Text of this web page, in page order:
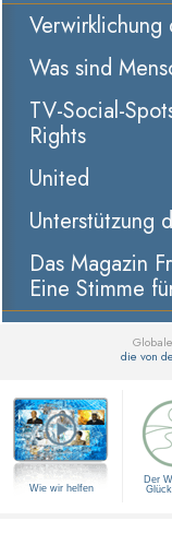
Verwirklichung
Was sind
TV-Social-
Rights
United
Unterstützung
Das Magazin
Eine Stimme
die von
Wie wir helfen
Der